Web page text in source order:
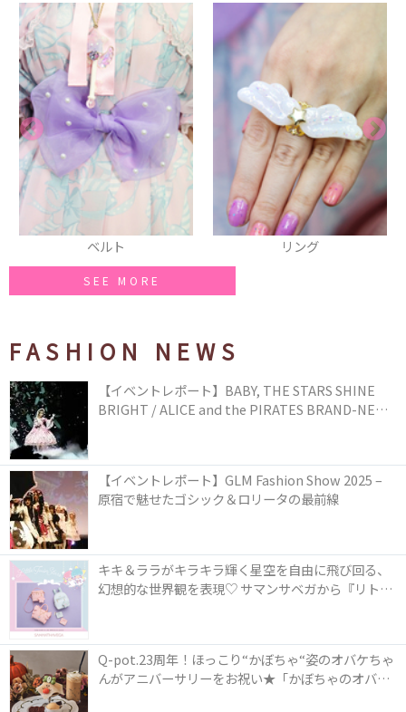
ベルト リング
SEE MORE
FASHION NEWS
【イベントレポート】BABY, THE STARS SHINE
BRIGHT / ALICE and the PIRATES BRAND-NEW
【イベントレポート】GLM Fashion Show 2025 –
原宿で魅せたゴシック＆ロリータの最前線
キキ＆ララがキラキラ輝く星空を自由に飛び回る、
幻想的な世界観を表現♡ サマンサベガから『リトル
Q-pot.23周年！ほっこり“かぼちゃ“姿のオバケちゃ
んがアニバーサリーをお祝い★「かぼちゃのオバケ